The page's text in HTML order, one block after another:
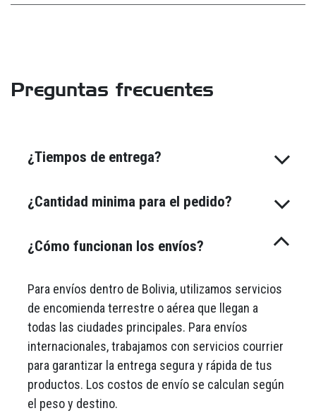
Preguntas frecuentes
¿Tiempos de entrega?
¿Cantidad minima para el pedido?
¿Cómo funcionan los envíos?
Para envíos dentro de Bolivia, utilizamos servicios
de encomienda terrestre o aérea que llegan a
todas las ciudades principales. Para envíos
internacionales, trabajamos con servicios courrier
para garantizar la entrega segura y rápida de tus
productos. Los costos de envío se calculan según
el peso y destino.